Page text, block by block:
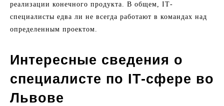
реализации конечного продукта. В общем, ІТ-
специалисты едва ли не всегда работают в командах над
определенным проектом.
Интересные сведения о
специалисте по IT-сфере во
Львове